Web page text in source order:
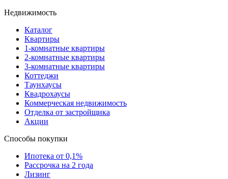
Недвижимость
Каталог
Квартиры
1-комнатные квартиры
2-комнатные квартиры
3-комнатные квартиры
Коттеджи
Таунхаусы
Квадрохаусы
Коммерческая недвижимость
Отделка от застройщика
Акции
Способы покупки
Ипотека от 0,1%
Рассрочка на 2 года
Лизинг